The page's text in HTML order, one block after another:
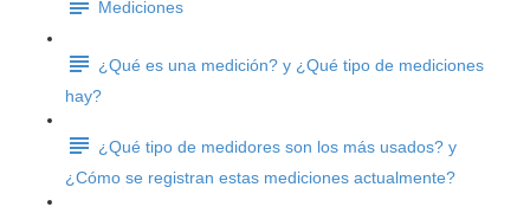
Mediciones
¿Qué es una medición? y ¿Qué tipo de mediciones
hay?
¿Qué tipo de medidores son los más usados? y
¿Cómo se registran estas mediciones actualmente?